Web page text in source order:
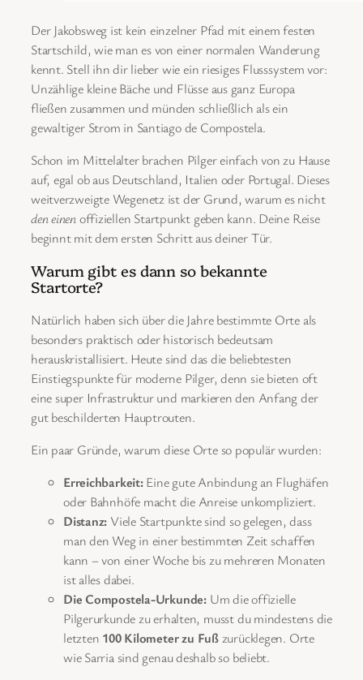
Der Jakobsweg ist kein einzelner Pfad mit einem festen
Startschild, wie man es von einer normalen Wanderung
kennt. Stell ihn dir lieber wie ein riesiges Flusssystem vor:
Unzählige kleine Bäche und Flüsse aus ganz Europa
fließen zusammen und münden schließlich als ein
gewaltiger Strom in Santiago de Compostela.
Schon im Mittelalter brachen Pilger einfach von zu Hause
auf, egal ob aus Deutschland, Italien oder Portugal. Dieses
weitverzweigte Wegenetz ist der Grund, warum es nicht
den einenoffiziellen Startpunkt geben kann. Deine Reise
beginnt mit dem ersten Schritt aus deiner Tür.
Warum gibt es dann so bekannte
Startorte?
Natürlich haben sich über die Jahre bestimmte Orte als
besonders praktisch oder historisch bedeutsam
herauskristallisiert. Heute sind das die beliebtesten
Einstiegspunkte für moderne Pilger, denn sie bieten oft
eine super Infrastruktur und markieren den Anfang der
gut beschilderten Hauptrouten.
Ein paar Gründe, warum diese Orte so populär wurden:
Erreichbarkeit:Eine gute Anbindung an Flughäfen
oder Bahnhöfe macht die Anreise unkompliziert.
Distanz: Viele Startpunkte sind so gelegen, dass
man den Weg in einer bestimmten Zeit schaffen
kann – von einer Woche bis zu mehreren Monaten
ist alles dabei.
Die Compostela-Urkunde:Um die offizielle
Pilgerurkunde zu erhalten, musst du mindestens die
letzten 100 Kilometer zu Fußzurücklegen. Orte
wie Sarria sind genau deshalb so beliebt.